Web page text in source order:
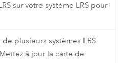
sur votre système LRS pour
plusieurs systèmes LRS
à jour la carte de